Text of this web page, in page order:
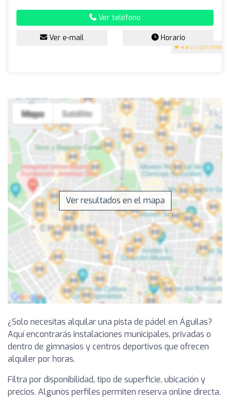
4.8 (13 opiniones)
Ver teléfono
Ver e-mail Horario
Ver resultados en el mapa
¿Solo necesitas alquilar una pista de pádel en Águilas?
Aquí encontrarás instalaciones municipales, privadas o
dentro de gimnasios y centros deportivos que ofrecen
alquiler por horas.
Filtra por disponibilidad, tipo de superficie, ubicación y
precios. Algunos perfiles permiten reserva online directa.